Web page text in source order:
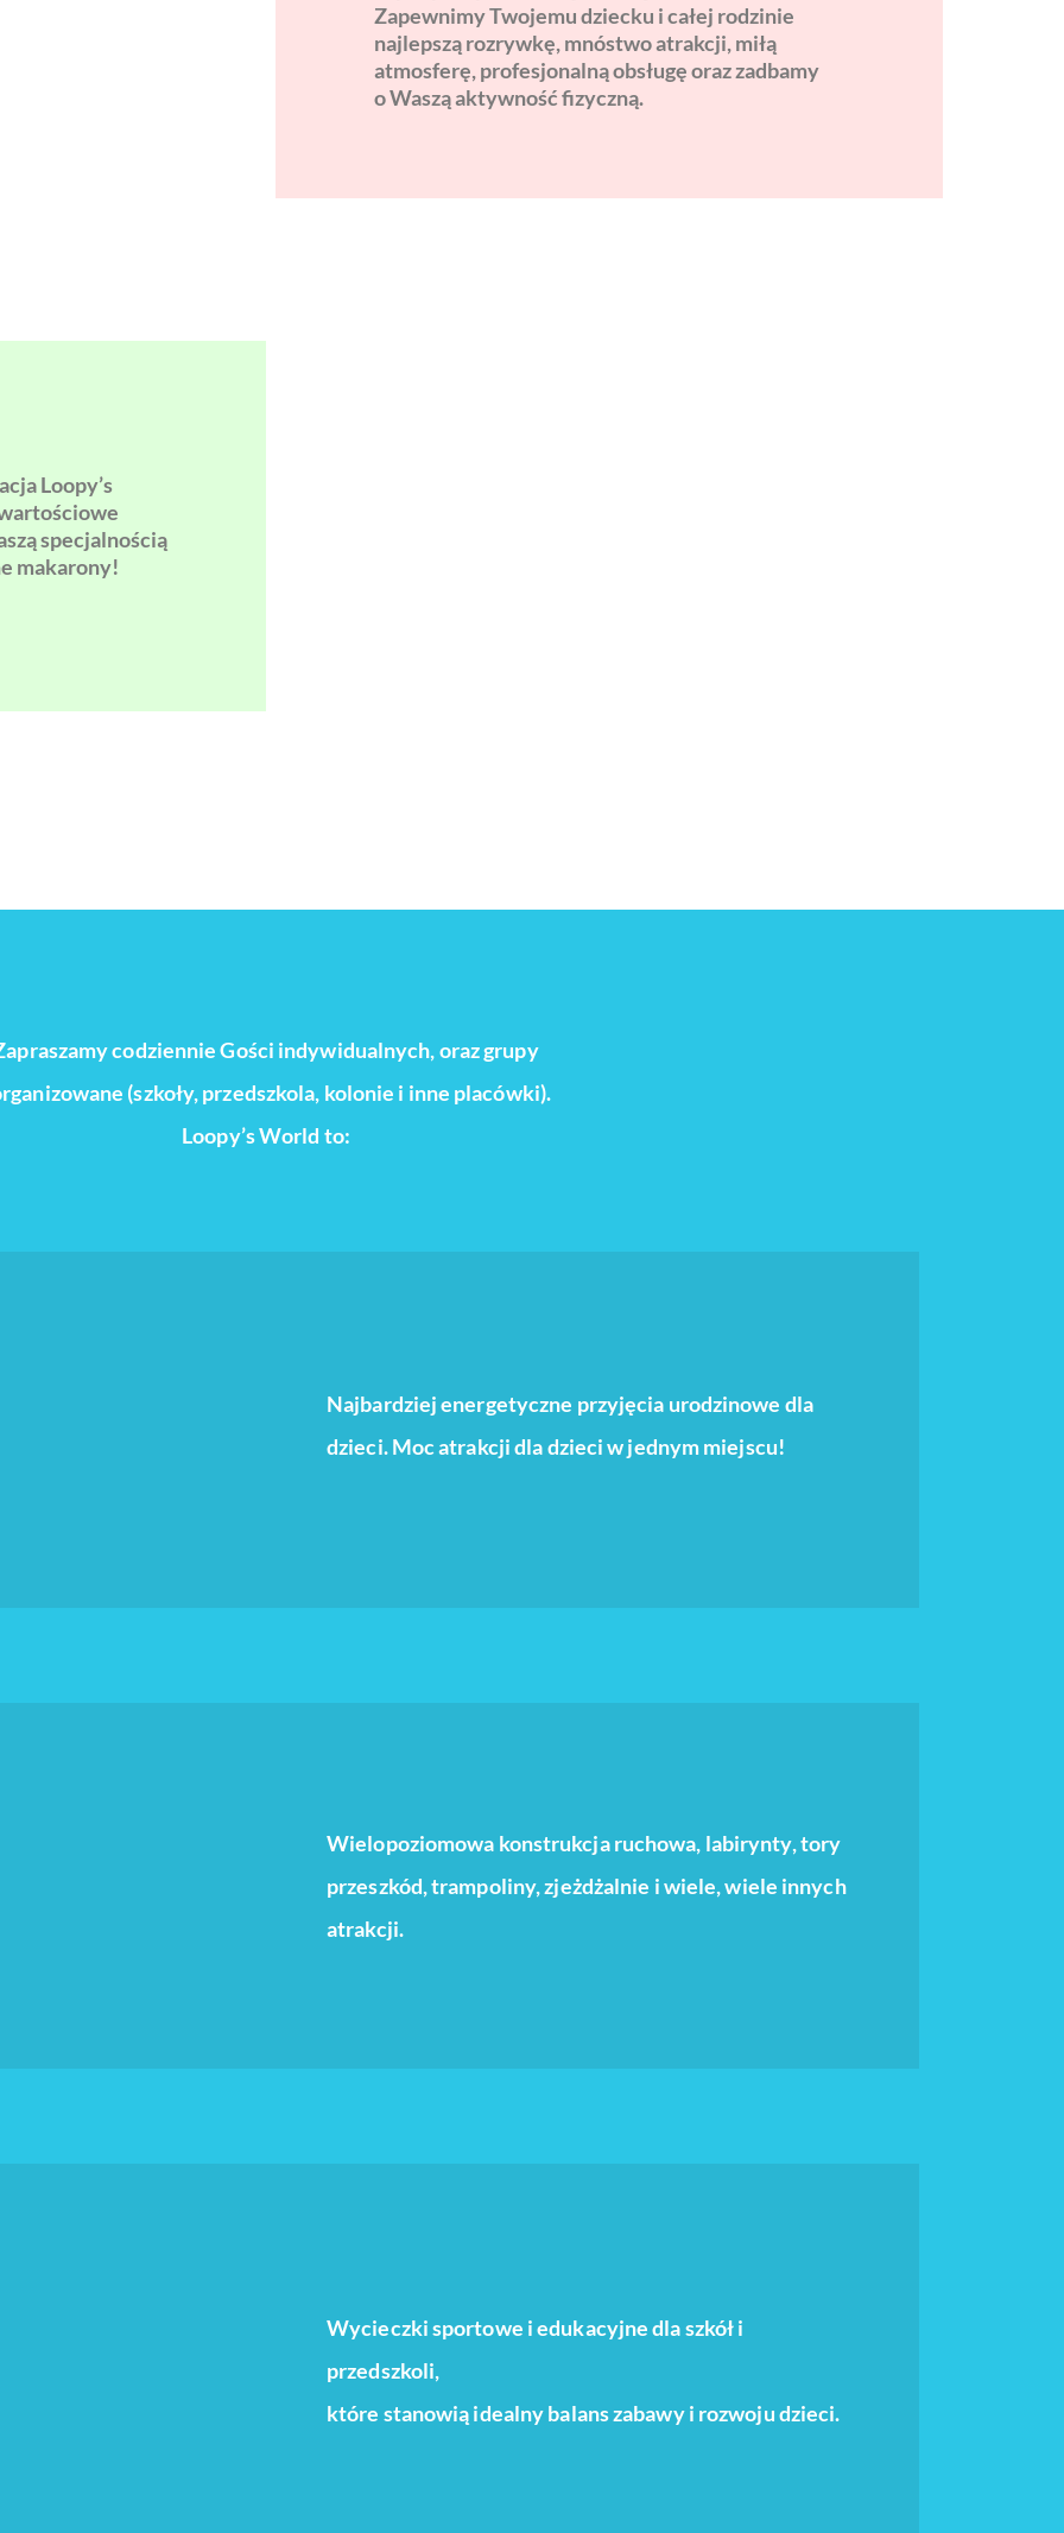
Zapewnimy Twojemu dziecku i całej rodzinie
najlepszą rozrywkę, mnóstwo atrakcji, miłą
atmosferę, profesjonalną obsługę oraz zadbamy
o Waszą aktywność fizyczną.
Loopy’s
specjalnością
makarony!
codziennie Gości indywidualnych, oraz grupy
(szkoły, przedszkola, kolonie i inne placówki).
Loopy’s World to:
Najbardziej energetyczne przyjęcia urodzinowe dla
dzieci. Moc atrakcji dla dzieci w jednym miejscu!
Wielopoziomowa konstrukcja ruchowa, labirynty, tory
przeszkód, trampoliny, zjeżdżalnie i wiele, wiele innych
atrakcji.
Wycieczki sportowe i edukacyjne dla szkół i
przedszkoli,
które stanowią idealny balans zabawy i rozwoju dzieci.